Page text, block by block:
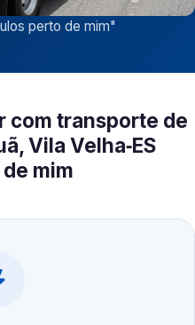
perto de mim"
com transporte de
Vila Velha‑ES
mim